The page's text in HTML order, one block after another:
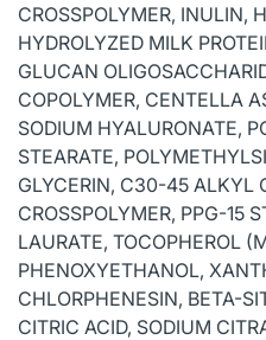
CROSSPOLYMER, INULIN,
HYDROLYZED MILK
GLUCAN
COPOLYMER, CENTELLA
SODIUM HYALURONATE,
STEARATE,
GLYCERIN, C30-45 ALKYL
CROSSPOLYMER, PPG-15
LAURATE, TOCOPHEROL
PHENOXYETHANOL,
CHLORPHENESIN, BETA-
CITRIC ACID, SODIUM